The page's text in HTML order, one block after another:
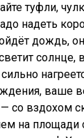
туфли,
надеть
дождь,
солнце,
ваше
со вздохом
на площади